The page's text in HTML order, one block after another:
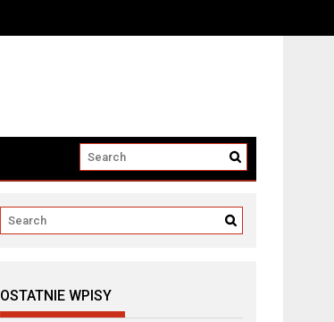
OSTATNIE WPISY